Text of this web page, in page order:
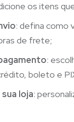
os itens
: defina como
de frete;
:
boleto e
loja: